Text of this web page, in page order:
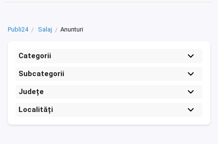
Publi24 Salaj Anunturi
Categorii
Subcategorii
Județe
Localități